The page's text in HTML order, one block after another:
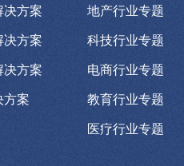
决方案
决方案
决方案
方案
地产行业专题
科技行业专题
电商行业专题
教育行业专题
医疗行业专题